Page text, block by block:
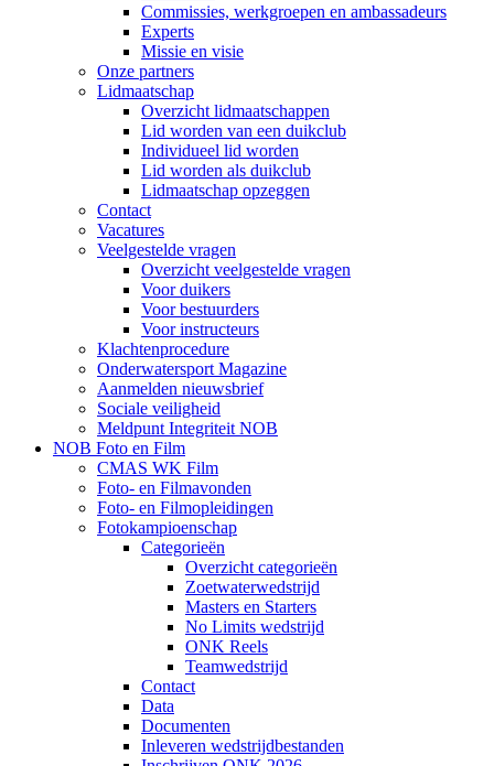
Commissies, werkgroepen en ambassadeurs
Experts
Missie en visie
Onze partners
Lidmaatschap
Overzicht lidmaatschappen
Lid worden van een duikclub
Individueel lid worden
Lid worden als duikclub
Lidmaatschap opzeggen
Contact
Vacatures
Veelgestelde vragen
Overzicht veelgestelde vragen
Voor duikers
Voor bestuurders
Voor instructeurs
Klachtenprocedure
Onderwatersport Magazine
Aanmelden nieuwsbrief
Sociale veiligheid
Meldpunt Integriteit NOB
NOB Foto en Film
CMAS WK Film
Foto- en Filmavonden
Foto- en Filmopleidingen
Fotokampioenschap
Categorieën
Overzicht categorieën
Zoetwaterwedstrijd
Masters en Starters
No Limits wedstrijd
ONK Reels
Teamwedstrijd
Contact
Data
Documenten
Inleveren wedstrijdbestanden